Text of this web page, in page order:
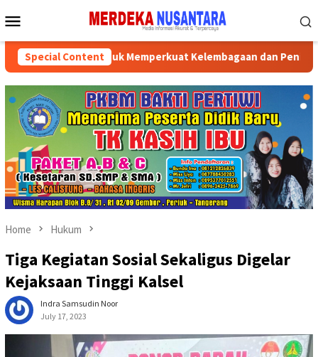
to
Menu
Special Content
Kalsel Untuk Memperkuat Kelembagaan dan Peningkatan
Home Hukum
Tiga Kegiatan Sosial Sekaligus Digelar
Kejaksaan Tinggi Kalsel
Indra Samsudin Noor
July 17, 2023